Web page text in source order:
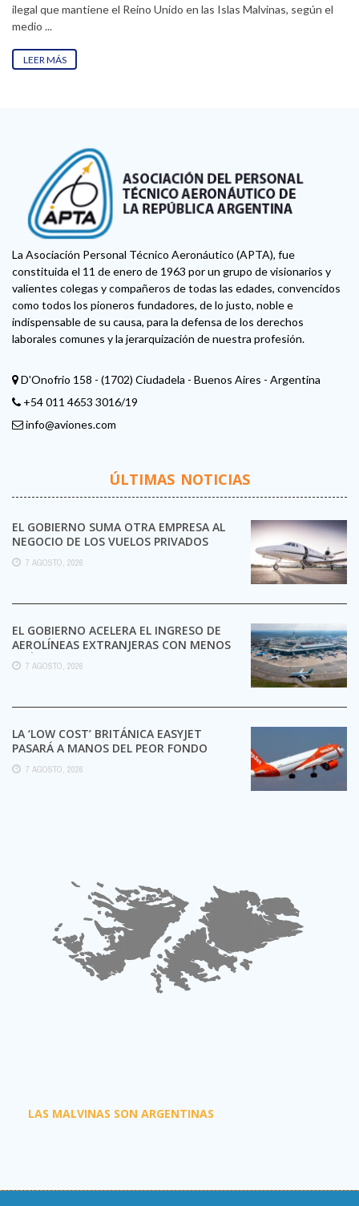
ilegal que mantiene el Reino Unido en las Islas Malvinas, según el
medio ...
LEER MÁS
La Asociación Personal Técnico Aeronáutico (APTA), fue
constituida el 11 de enero de 1963 por un grupo de visionarios y
valientes colegas y compañeros de todas las edades, convencidos
como todos los pioneros fundadores, de lo justo, noble e
indispensable de su causa, para la defensa de los derechos
laborales comunes y la jerarquización de nuestra profesión.
D'Onofrio 158 - (1702) Ciudadela - Buenos Aires - Argentina
+54 011 4653 3016/19
info@aviones.com
ÚLTIMAS NOTICIAS
EL GOBIERNO SUMA OTRA EMPRESA AL
NEGOCIO DE LOS VUELOS PRIVADOS
7 AGOSTO, 2026
EL GOBIERNO ACELERA EL INGRESO DE
AEROLÍNEAS EXTRANJERAS CON MENOS
TRÁMITES
7 AGOSTO, 2026
LA ‘LOW COST’ BRITÁNICA EASYJET
PASARÁ A MANOS DEL PEOR FONDO
POSIBLE:
7 AGOSTO, 2026
LAS MALVINAS SON ARGENTINAS